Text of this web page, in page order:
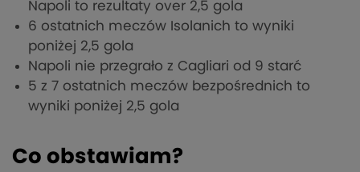
Napoli to rezultaty over 2,5 gola
6 ostatnich meczów Isolanich to wyniki
poniżej 2,5 gola
Napoli nie przegrało z Cagliari od 9 starć
5 z 7 ostatnich meczów bezpośrednich to
wyniki poniżej 2,5 gola
Co obstawiam?